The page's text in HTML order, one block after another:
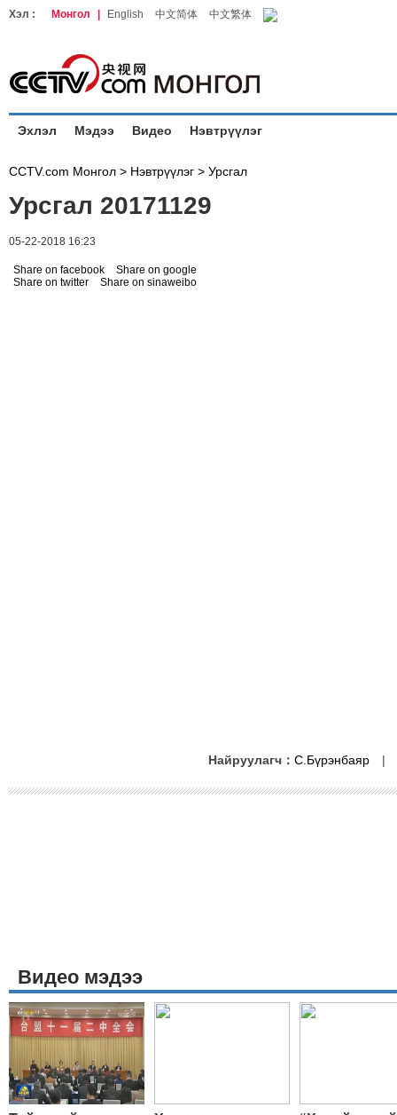
Хэл : Монгол English 中文简体 中文繁体
Эхлэл Мэдээ Видео Нэвтрүүлэг
CCTV.com Монгол > Нэвтрүүлэг > Урсгал
Урсгал 20171129
05-22-2018 16:23
Share on facebook
Share on google
Share on twitter
Share on sinaweibo
Найруулагч： С.Бүрэнбаяр |
Видео мэдээ